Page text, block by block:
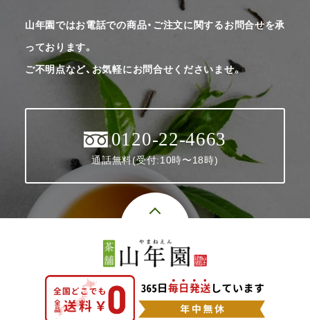
山年園ではお電話での商品・ご注文に関するお問合せを承
っております。
ご不明点など、お気軽にお問合せくださいませ。
0120-22-4663
通話無料(受付:10時〜18時)